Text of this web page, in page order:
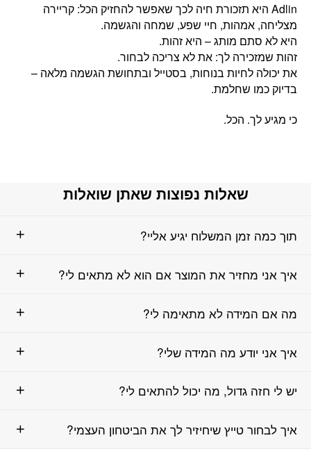
‏Adlin היא תזכורת חיה לכך שאפשר להחזיק הכל: קריירה
מצליחה, אמהות, חיי שפע, שמחה והגשמה.
היא לא סתם מותג – היא זהות.
זהות שמזכירה לך: את לא צריכה לבחור.
את יכולה לחיות בנוחות, בסטייל ובתחושת הגשמה מלאה –
בדיוק כמו שחלמת.
כי מגיע לך. הכל.
שאלות נפוצות שאתן שואלות
תוך כמה זמן המשלוח יגיע אליי?
איך אני מחזיר את המוצר אם הוא לא מתאים לי?
מה אם המידה לא מתאימה לי?
איך אני יודע מה המידה שלי?
יש לי חזה גדול, מה יכול להתאים לי?
איך לבחור טייץ שיחיזיר לך את הביטחון העצמי?